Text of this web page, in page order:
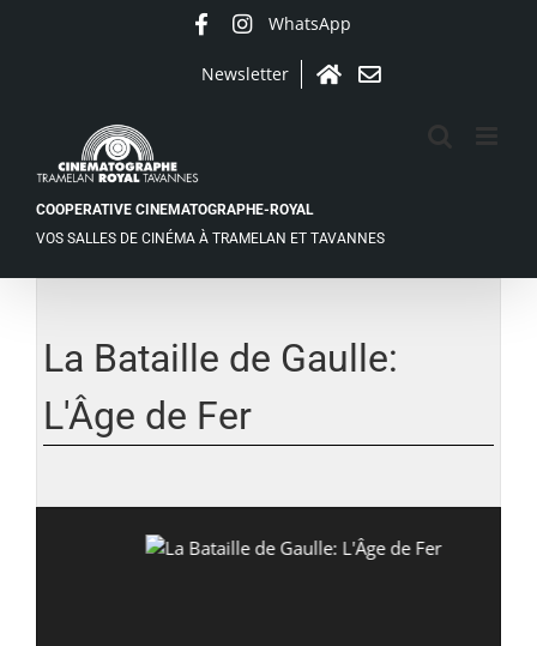
WhatsApp
Newsletter
AccueilContact
COOPERATIVE CINEMATOGRAPHE-ROYAL
VOS SALLES DE CINÉMA À TRAMELAN ET TAVANNES
agrandie
La Bataille de Gaulle:
L'Âge de Fer